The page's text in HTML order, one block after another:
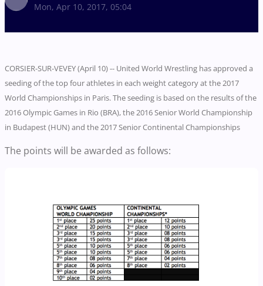
Mon, Apr 10, 2017, 05:04
CORSIER-SUR-VEVEY (April 10) -- United World Wrestling has approved a
seeding of the top four athletes in each weight category at the 2017
World Championships in Paris. The seeding is based on the results of the
2016 Olympic Games in Rio (BRA), the 2016 Senior World Championship
in Budapest (HUN) and the 2017 Senior Continental Championships
The points will be awarded as follows: